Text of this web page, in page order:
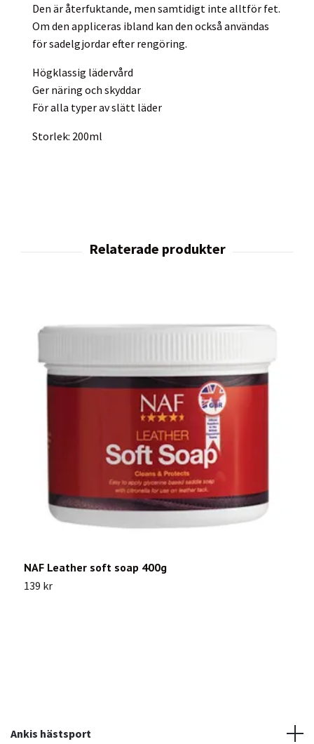
Den är återfuktande, men samtidigt inte alltför fet.
Om den appliceras ibland kan den också användas
för sadelgjordar efter rengöring.
Högklassig lädervård
Ger näring och skyddar
För alla typer av slätt läder
Storlek: 200ml
NAF Leather soft soap 400g
139 kr
Ankis hästsport